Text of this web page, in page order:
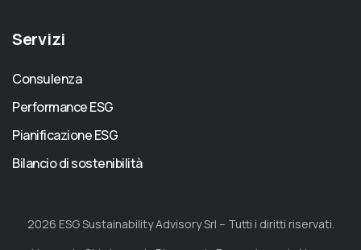
Servizi
Consulenza
Performance ESG
Pianificazione ESG
Bilancio di sostenibilità
2026 ESG Sustainability Advisory Srl – Tutti i diritti riservati.